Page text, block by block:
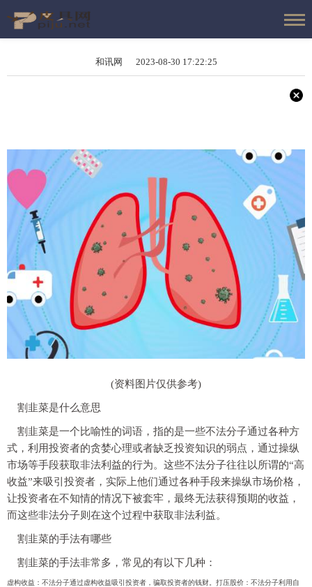
和讯网 2023-08-30 17:22:25
(资料图片仅供参考)
割韭菜是什么意思
割韭菜是一个比喻性的词语，指的是一些不法分子通过各种方
式，利用投资者的贪婪心理或者缺乏投资知识的弱点，通过操纵
市场等手段获取非法利益的行为。这些不法分子往往以所谓的“高
收益”来吸引投资者，实际上他们通过各种手段来操纵市场价格，
让投资者在不知情的情况下被套牢，最终无法获得预期的收益，
而这些非法分子则在这个过程中获取非法利益。
割韭菜的手法有哪些
割韭菜的手法非常多，常见的有以下几种：
虚构收益：不法分子通过虚构收益吸引投资者，骗取投资者的钱财。打压股价：不法分子利用自